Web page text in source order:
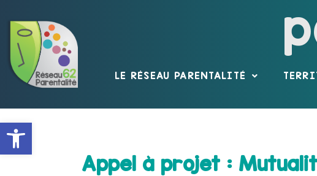
Ouvrir la barre d’outils
LE RÉSEAU PARENTALITÉ
Appel à projet :